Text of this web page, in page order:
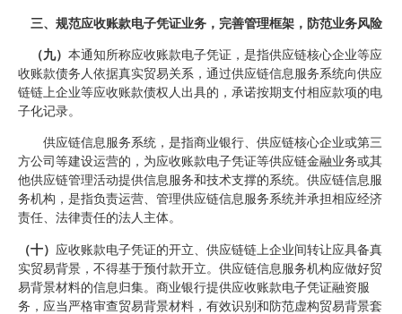
三、规范应收账款电子凭证业务，完善管理框架，防范业务风险
（九） 本通知所称应收账款电子凭证，是指供应链核心企业等应
收账款债务人依据真实贸易关系，通过供应链信息服务系统向供应
链链上企业等应收账款债权人出具的，承诺按期支付相应款项的电
子化记录。
供应链信息服务系统，是指商业银行、供应链核心企业或第三
方公司等建设运营的，为应收账款电子凭证等供应链金融业务或其
他供应链管理活动提供信息服务和技术支撑的系统。供应链信息服
务机构，是指负责运营、管理供应链信息服务系统并承担相应经济
责任、法律责任的法人主体。
（十） 应收账款电子凭证的开立、供应链链上企业间转让应具备真
实贸易背景，不得基于预付款开立。供应链信息服务机构应做好贸
易背景材料的信息归集。商业银行提供应收账款电子凭证融资服
务，应当严格审查贸易背景材料，有效识别和防范虚构贸易背景套